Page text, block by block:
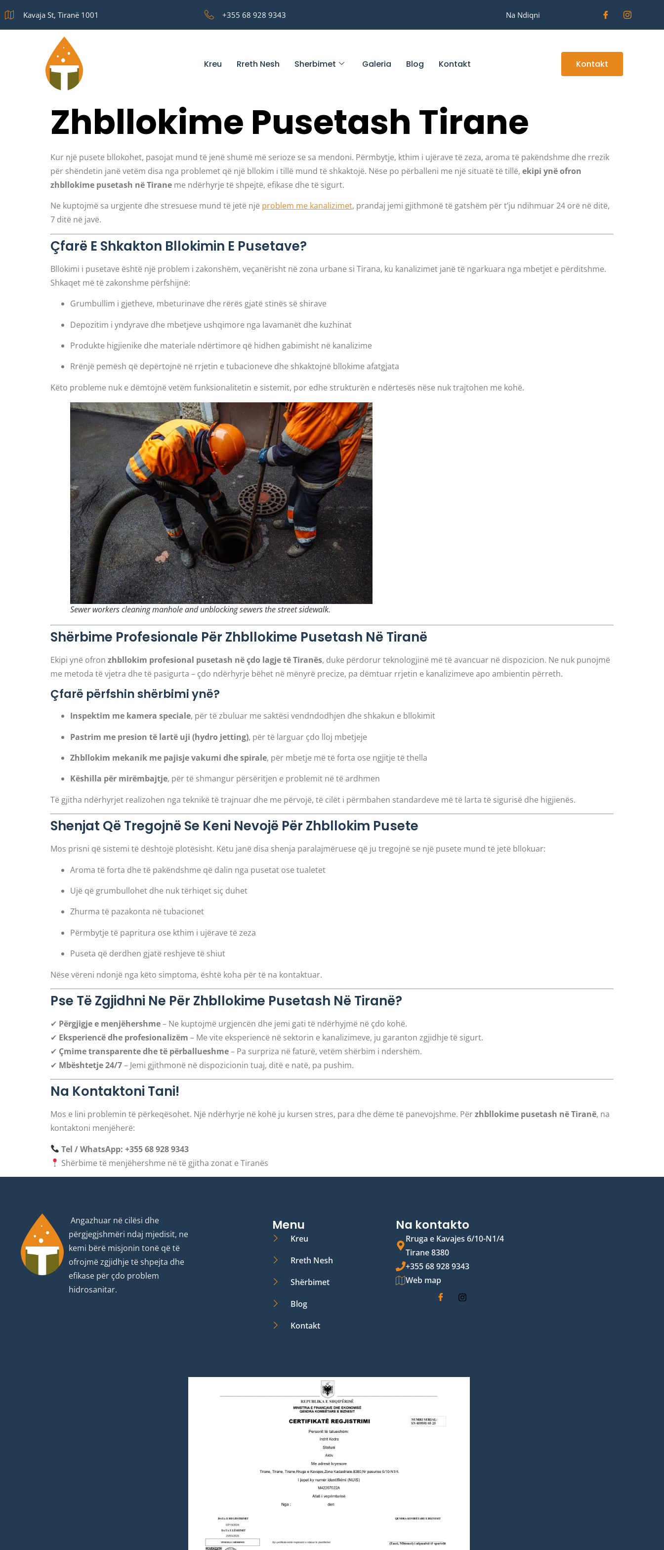
Kavaja St, Tiranë 1001 +355 68 928 9343 Na Ndiqni
Kreu Rreth Nesh Sherbimet Galeria Blog Kontakt Kontakt
Zhbllokime Pusetash Tirane
Kur një pusete bllokohet, pasojat mund të jenë shumë më serioze se sa mendoni. Përmbytje, kthim i ujërave të zeza, aroma të pakëndshme dhe rrezik
për shëndetin janë vetëm disa nga problemet që një bllokim i tillë mund të shkaktojë. Nëse po përballeni me një situatë të tillë, ekipi ynë ofron
zhbllokime pusetash në Tirane me ndërhyrje të shpejtë, efikase dhe të sigurt.
Ne kuptojmë sa urgjente dhe stresuese mund të jetë një problem me kanalizimet, prandaj jemi gjithmonë të gatshëm për t’ju ndihmuar 24 orë në ditë,
7 ditë në javë.
Çfarë E Shkakton Bllokimin E Pusetave?
Bllokimi i pusetave është një problem i zakonshëm, veçanërisht në zona urbane si Tirana, ku kanalizimet janë të ngarkuara nga mbetjet e përditshme.
Shkaqet më të zakonshme përfshijnë:
Grumbullim i gjetheve, mbeturinave dhe rërës gjatë stinës së shirave
Depozitim i yndyrave dhe mbetjeve ushqimore nga lavamanët dhe kuzhinat
Produkte higjienike dhe materiale ndërtimore që hidhen gabimisht në kanalizime
Rrënjë pemësh që depërtojnë në rrjetin e tubacioneve dhe shkaktojnë bllokime afatgjata
Këto probleme nuk e dëmtojnë vetëm funksionalitetin e sistemit, por edhe strukturën e ndërtesës nëse nuk trajtohen me kohë.
Sewer workers cleaning manhole and unblocking sewers the street sidewalk.
Shërbime Profesionale Për Zhbllokime Pusetash Në Tiranë
Ekipi ynë ofron zhbllokim profesional pusetash në çdo lagje të Tiranës, duke përdorur teknologjinë më të avancuar në dispozicion. Ne nuk punojmë
me metoda të vjetra dhe të pasigurta – çdo ndërhyrje bëhet në mënyrë precize, pa dëmtuar rrjetin e kanalizimeve apo ambientin përreth.
Çfarë përfshin shërbimi ynë?
Inspektim me kamera speciale, për të zbuluar me saktësi vendndodhjen dhe shkakun e bllokimit
Pastrim me presion të lartë uji (hydro jetting), për të larguar çdo lloj mbetjeje
Zhbllokim mekanik me pajisje vakumi dhe spirale, për mbetje më të forta ose ngjitje të thella
Këshilla për mirëmbajtje, për të shmangur përsëritjen e problemit në të ardhmen
Të gjitha ndërhyrjet realizohen nga teknikë të trajnuar dhe me përvojë, të cilët i përmbahen standardeve më të larta të sigurisë dhe higjienës.
Shenjat Që Tregojnë Se Keni Nevojë Për Zhbllokim Pusete
Mos prisni që sistemi të dështojë plotësisht. Këtu janë disa shenja paralajmëruese që ju tregojnë se një pusete mund të jetë bllokuar:
Aroma të forta dhe të pakëndshme që dalin nga pusetat ose tualetet
Ujë që grumbullohet dhe nuk tërhiqet siç duhet
Zhurma të pazakonta në tubacionet
Përmbytje të papritura ose kthim i ujërave të zeza
Puseta që derdhen gjatë reshjeve të shiut
Nëse vëreni ndonjë nga këto simptoma, është koha për të na kontaktuar.
Pse Të Zgjidhni Ne Për Zhbllokime Pusetash Në Tiranë?
✔ Përgjigje e menjëhershme– Ne kuptojmë urgjencën dhe jemi gati të ndërhyjmë në çdo kohë.
✔ Eksperiencë dhe profesionalizëm – Me vite eksperiencë në sektorin e kanalizimeve, ju garanton zgjidhje të sigurt.
✔ Çmime transparente dhe të përballueshme– Pa surpriza në faturë, vetëm shërbim i ndershëm.
✔ Mbështetje 24/7– Jemi gjithmonë në dispozicionin tuaj, ditë e natë, pa pushim.
Na Kontaktoni Tani!
Mos e lini problemin të përkeqësohet. Një ndërhyrje në kohë ju kursen stres, para dhe dëme të panevojshme. Përzhbllokime pusetash në Tiranë, na
kontaktoni menjëherë:
Tel / WhatsApp: +355 68 928 9343
Shërbime të menjëhershme në të gjitha zonat e Tiranës
Angazhuar në cilësi dhe
përgjegjshmëri ndaj mjedisit, ne
kemi bërë misjonin tonë që të
ofrojmë zgjidhje të shpejta dhe
efikase për çdo problem
hidrosanitar.
Menu
Kreu
Rreth Nesh
Shërbimet
Blog
Kontakt
Na kontakto
Rruga e Kavajes 6/10-N1/4
Tirane 8380
+355 68 928 9343
Web map